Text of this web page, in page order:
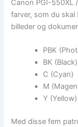
Canon PGI-550XL
farver, som du
billeder og
PBK
BK (Black)
C (Cyan)
M
Y (Yellow)
Med disse fem